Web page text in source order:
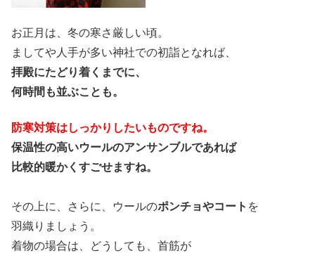
お正月は、冬の寒さ厳しい頃。
ましてや人手が多い神社での初詣となれば、
拝殿にたどり着くまでに、
何時間も並ぶことも。
防寒対策はしっかりしたいものですね。
保温性の高いウールのアンサンブルであれば
比較的暖かくすごせますね。
その上に、さらに、ウールのポンチョやコート を
羽織りましょう。
着物の場合は、どうしても、首筋が